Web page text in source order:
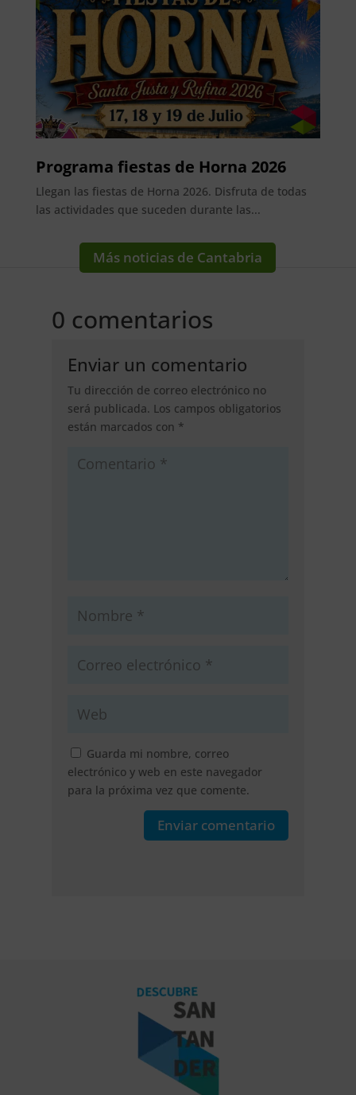
Programa fiestas de Horna 2026
Llegan las fiestas de Horna 2026. Disfruta de todas
las actividades que suceden durante las...
Más noticias de Cantabria
0 comentarios
Enviar un comentario
Tu dirección de correo electrónico no
será publicada. Los campos obligatorios
están marcados con *
Guarda mi nombre, correo
electrónico y web en este navegador
para la próxima vez que comente.
Enviar comentario